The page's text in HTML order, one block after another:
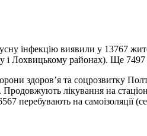
інфекцію виявили у 13767
і Лохвицькому районах). Ще
здоров’я та соцрозвитку
лікування на
перебувають на самоізоляції